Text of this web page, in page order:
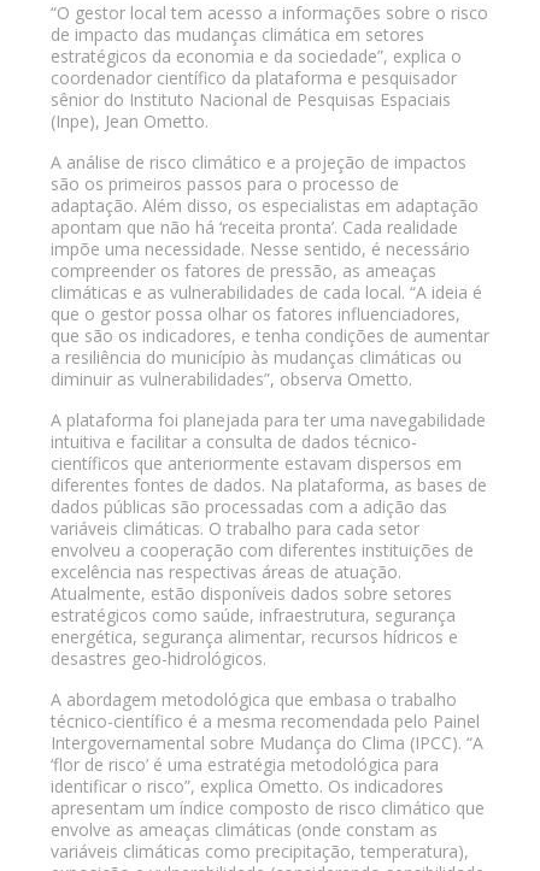
“O gestor local tem acesso a informações sobre o risco
de impacto das mudanças climática em setores
estratégicos da economia e da sociedade”, explica o
coordenador científico da plataforma e pesquisador
sênior do Instituto Nacional de Pesquisas Espaciais
(Inpe), Jean Ometto.
A análise de risco climático e a projeção de impactos
são os primeiros passos para o processo de
adaptação. Além disso, os especialistas em adaptação
apontam que não há ‘receita pronta’. Cada realidade
impõe uma necessidade. Nesse sentido, é necessário
compreender os fatores de pressão, as ameaças
climáticas e as vulnerabilidades de cada local. “A ideia é
que o gestor possa olhar os fatores influenciadores,
que são os indicadores, e tenha condições de aumentar
a resiliência do município às mudanças climáticas ou
diminuir as vulnerabilidades”, observa Ometto.
A plataforma foi planejada para ter uma navegabilidade
intuitiva e facilitar a consulta de dados técnico-
científicos que anteriormente estavam dispersos em
diferentes fontes de dados. Na plataforma, as bases de
dados públicas são processadas com a adição das
variáveis climáticas. O trabalho para cada setor
envolveu a cooperação com diferentes instituições de
excelência nas respectivas áreas de atuação.
Atualmente, estão disponíveis dados sobre setores
estratégicos como saúde, infraestrutura, segurança
energética, segurança alimentar, recursos hídricos e
desastres geo-hidrológicos.
A abordagem metodológica que embasa o trabalho
técnico-científico é a mesma recomendada pelo Painel
Intergovernamental sobre Mudança do Clima (IPCC). “A
‘flor de risco’ é uma estratégia metodológica para
identificar o risco”, explica Ometto. Os indicadores
apresentam um índice composto de risco climático que
envolve as ameaças climáticas (onde constam as
variáveis climáticas como precipitação, temperatura),